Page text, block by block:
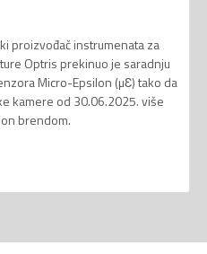
proizvođač instrumenata za
Optris prekinuo je saradnju
Micro-Epsilon (µƐ) tako da
kamere od 30.06.2025. više
brendom.